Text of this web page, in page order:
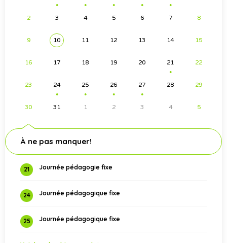
● ● ● ● ●
2 3 4 5 6 7 8
9 10 11 12 13 14 15
16 17 18 19 20 21
●
22
23 24
●
25
●
26
●
27
●
28 29
30 31 1 2 3 4 5
À ne pas manquer!
21 Journée pédagogie fixe
24 Journée pédagogique fixe
25 Journée pédagogique fixe